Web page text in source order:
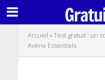
Accueil »Test gratuit : un
Avène Essentiels